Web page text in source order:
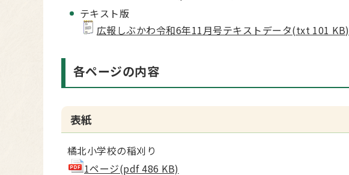
テキスト版
広報しぶかわ令和6年11月号テキストデータ(txt 101 KB)
各ページの内容
表紙
橘北小学校の稲刈り
1ページ(pdf 486 KB)